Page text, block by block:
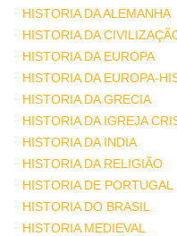
HISTORIA DA ALEMANHA
HISTORIA DA
HISTORIA DA EUROPA
HISTORIA DA EUROPA-
HISTORIA DA GRECIA
HISTORIA DA IGREJA
HISTORIA DA INDIA
HISTORIA DA RELIGIÃO
HISTORIA DE PORTUGAL
HISTORIA DO BRASIL
HISTORIA MEDIEVAL